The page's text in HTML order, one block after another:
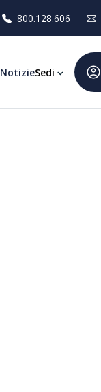
800.128.606
NotizieSedi